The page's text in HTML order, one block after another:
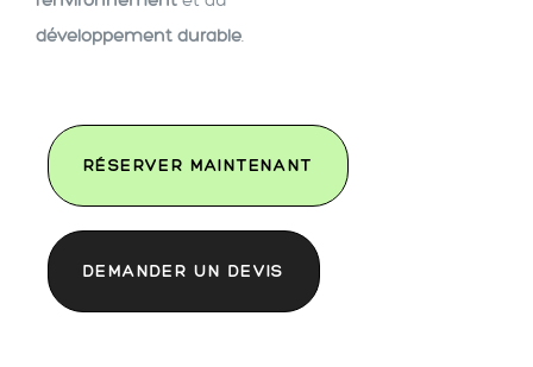
développement durable.
RÉSERVER MAINTENANT
DEMANDER UN DEVIS